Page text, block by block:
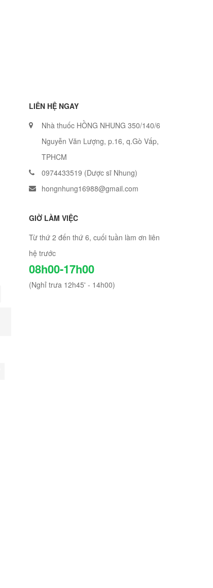
LIÊN HỆ NGAY
Nhà thuốc HỒNG NHUNG 350/140/6
Nguyễn Văn Lượng, p.16, q.Gò Vấp,
TPHCM
0974433519 (Dược sĩ Nhung)
hongnhung16988@gmail.com
GIỜ LÀM VIỆC
Từ thứ 2 đến thứ 6, cuối tuần làm ơn liên
hệ trước
08h00-17h00
(Nghỉ trưa 12h45' - 14h00)